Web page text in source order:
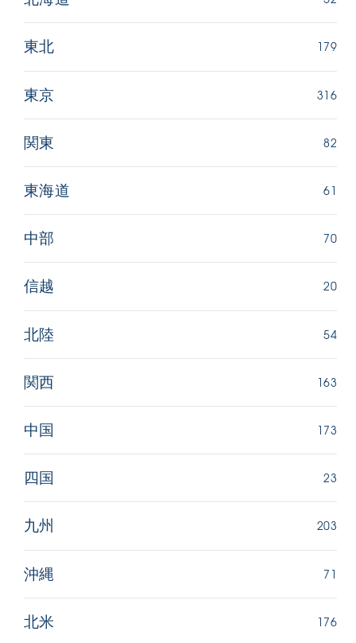
東北 179
東京 316
関東 82
東海道 61
中部 70
信越 20
北陸 54
関西 163
中国 173
四国 23
九州 203
沖縄 71
北米 176